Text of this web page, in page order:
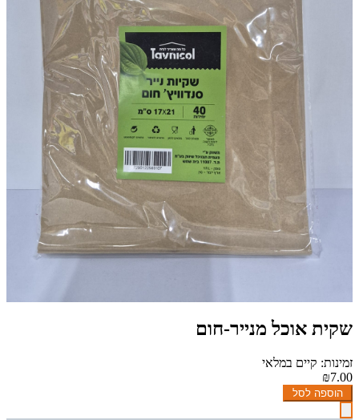
שקית אוכל מנייר-חום
זמינות: קיים במלאי
₪7.00
הוספה לסל